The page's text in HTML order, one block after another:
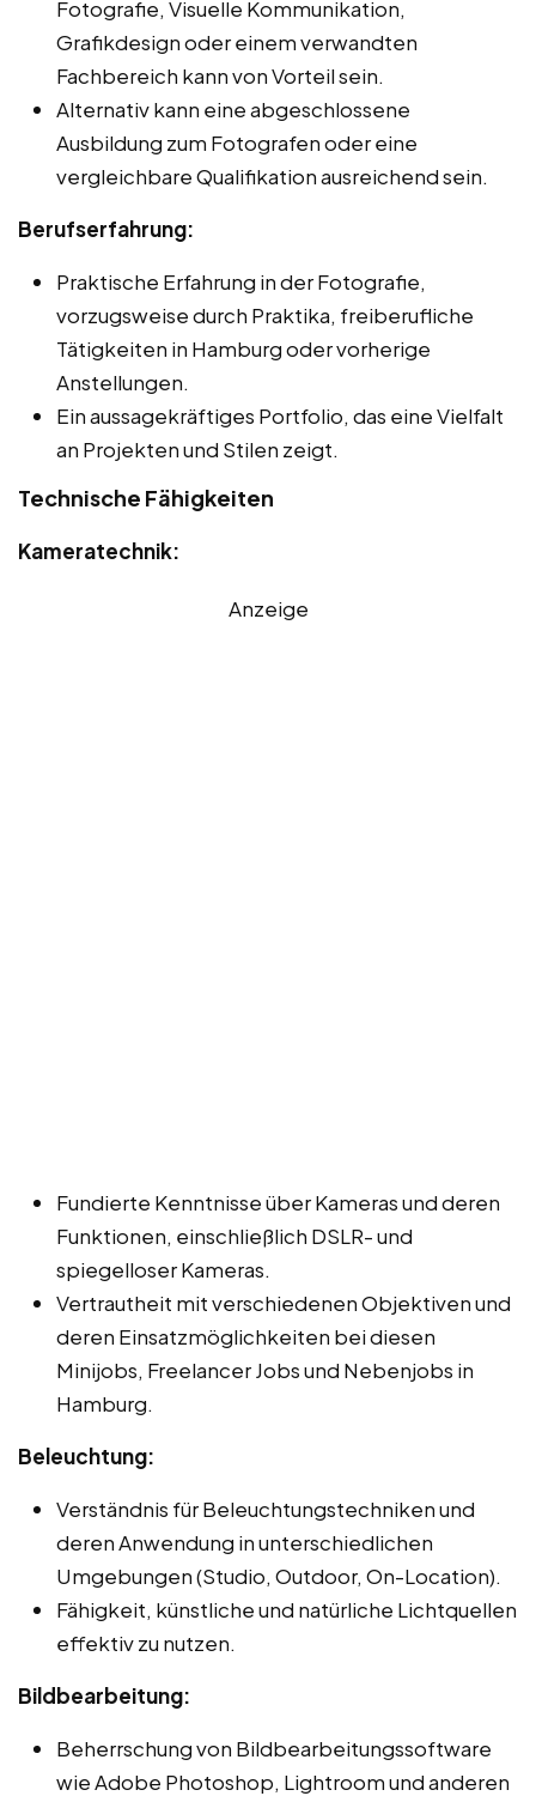
Fotografie, Visuelle Kommunikation,
Grafikdesign oder einem verwandten
Fachbereich kann von Vorteil sein.
Alternativ kann eine abgeschlossene
Ausbildung zum Fotografen oder eine
vergleichbare Qualifikation ausreichend sein.
Berufserfahrung:
Praktische Erfahrung in der Fotografie,
vorzugsweise durch Praktika, freiberufliche
Tätigkeiten in Hamburg oder vorherige
Anstellungen.
Ein aussagekräftiges Portfolio, das eine Vielfalt
an Projekten und Stilen zeigt.
Technische Fähigkeiten
Kameratechnik:
Anzeige
Fundierte Kenntnisse über Kameras und deren
Funktionen, einschließlich DSLR- und
spiegelloser Kameras.
Vertrautheit mit verschiedenen Objektiven und
deren Einsatzmöglichkeiten bei diesen
Minijobs, Freelancer Jobs und Nebenjobs in
Hamburg.
Beleuchtung:
Verständnis für Beleuchtungstechniken und
deren Anwendung in unterschiedlichen
Umgebungen (Studio, Outdoor, On-Location).
Fähigkeit, künstliche und natürliche Lichtquellen
effektiv zu nutzen.
Bildbearbeitung:
Beherrschung von Bildbearbeitungssoftware
wie Adobe Photoshop, Lightroom und anderen